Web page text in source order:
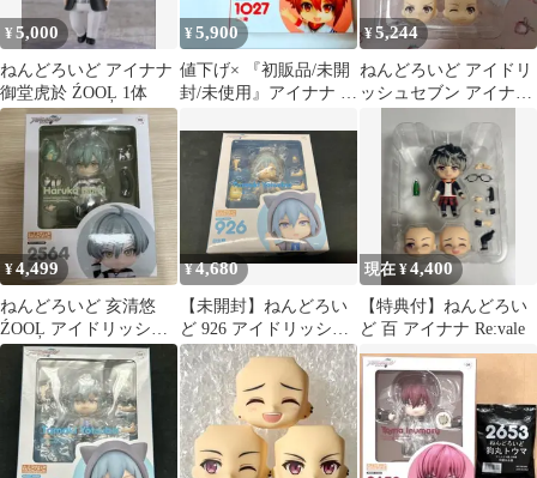
¥5,000
ねんどろいど アイナナ
御堂虎於 ŹOOĻ 1体
¥5,900
値下げ× 『初販品/未開
封/未使用』アイナナ 陸
¥5,244
ねんどろいど アイドリ
ッシュセブン アイナナ
付き
¥4,499
ねんどろいど 亥清悠
ŹOOĻ アイドリッシュ
セブン
¥4,680
【未開封】ねんどろい
ど 926 アイドリッシュ
セブン 四葉環 アイドリ
ッシュセブン/ねんどろ
いど
現在 ¥4,400
【特典付】ねんどろい
ど 百 アイナナ Re:vale